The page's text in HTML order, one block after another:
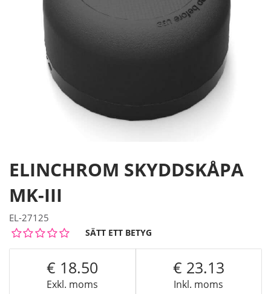
ELINCHROM SKYDDSKÅPA
MK-III
EL-27125
SÄTT ETT BETYG
Exkl. moms
18.50
Inkl. moms
23.13